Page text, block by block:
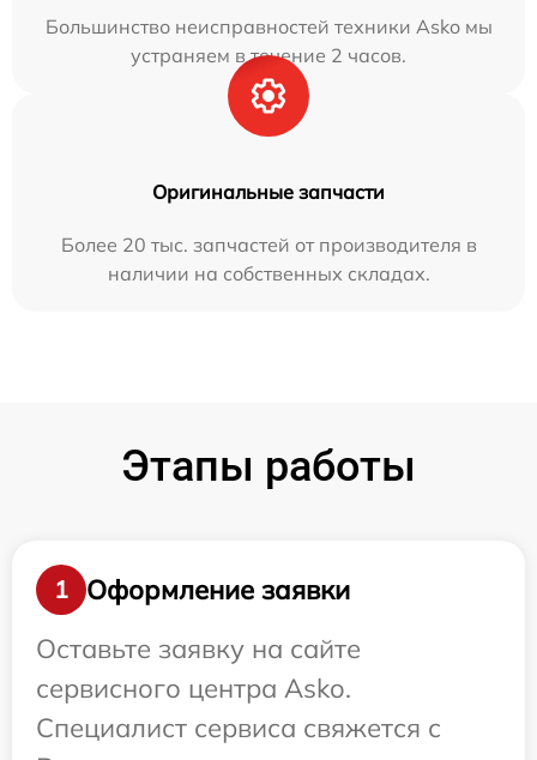
Большинство неисправностей техники Asko мы
устраняем в течение 2 часов.
Оригинальные запчасти
Более 20 тыс. запчастей от производителя в
наличии на собственных складах.
Этапы работы
1
Оформление заявки
Оставьте заявку на сайте
сервисного центра Asko.
Специалист сервиса свяжется с